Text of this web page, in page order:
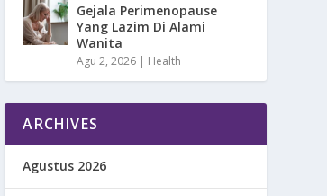
Gejala Perimenopause
Yang Lazim Di Alami
Wanita
Agu 2, 2026 | Health
ARCHIVES
Agustus 2026